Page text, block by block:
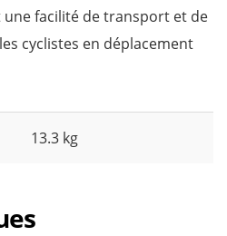
facilité de transport et de
cyclistes en déplacement
13.3 kg